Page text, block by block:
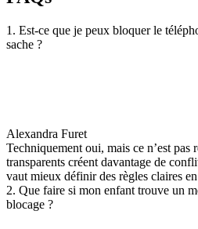
1. Est-ce que je peux bloquer le
sache ?
Alexandra Furet
Techniquement oui, mais ce n’est pas
transparents créent davantage de
vaut mieux définir des règles claires
2. Que faire si mon enfant trouve un
blocage ?